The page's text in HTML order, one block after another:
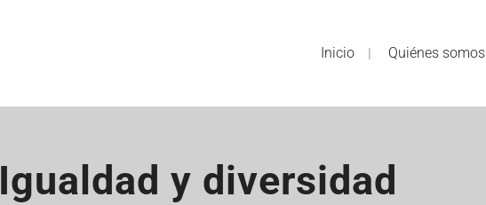
Inicio Quiénes somos
Igualdad y diversidad